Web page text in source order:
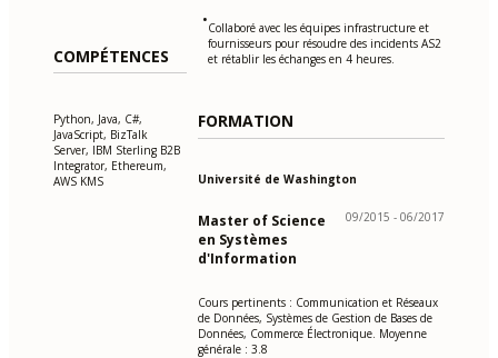
COMPÉTENCES
Python, Java, C#,
JavaScript, BizTalk
Server, IBM Sterling B2B
Integrator, Ethereum,
AWS KMS
•Collaboré avec les équipes infrastructure et
fournisseurs pour résoudre des incidents AS2
et rétablir les échanges en 4 heures.
FORMATION
Université de Washington
Master of Science
en Systèmes
d'Information
09/2015 - 06/2017
Cours pertinents : Communication et Réseaux
de Données, Systèmes de Gestion de Bases de
Données, Commerce Électronique. Moyenne
générale : 3.8